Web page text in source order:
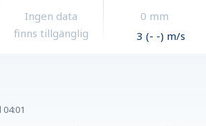
Ingen data
finns tillgänglig
0 mm
3 (- -) m/s
04:01